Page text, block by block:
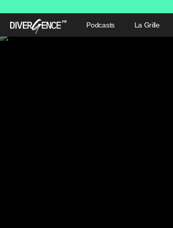
Podcasts La Grille